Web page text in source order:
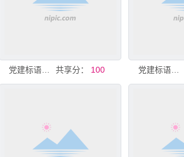
共享分： 100 党建标语展示